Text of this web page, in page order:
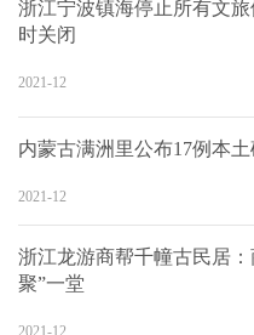
浙江宁波镇海停止所有文
时关闭
2021-12
内蒙古满洲里公布17例本
2021-12
浙江龙游商帮千幢古民居：
聚”一堂
2021-12